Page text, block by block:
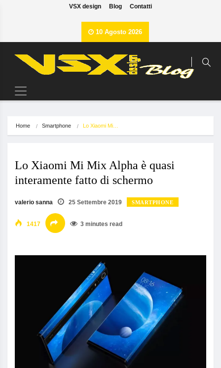
VSX design Blog Contatti
10 Agosto 2026
Home Smartphone Lo Xiaomi Mi…
Lo Xiaomi Mi Mix Alpha è quasi
interamente fatto di schermo
valerio sanna 25 Settembre 2019 SMARTPHONE
1417 3 minutes read